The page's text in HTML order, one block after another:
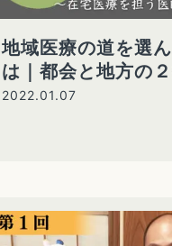
地域医療の道を選
は｜都会と地方の
2022.01.07